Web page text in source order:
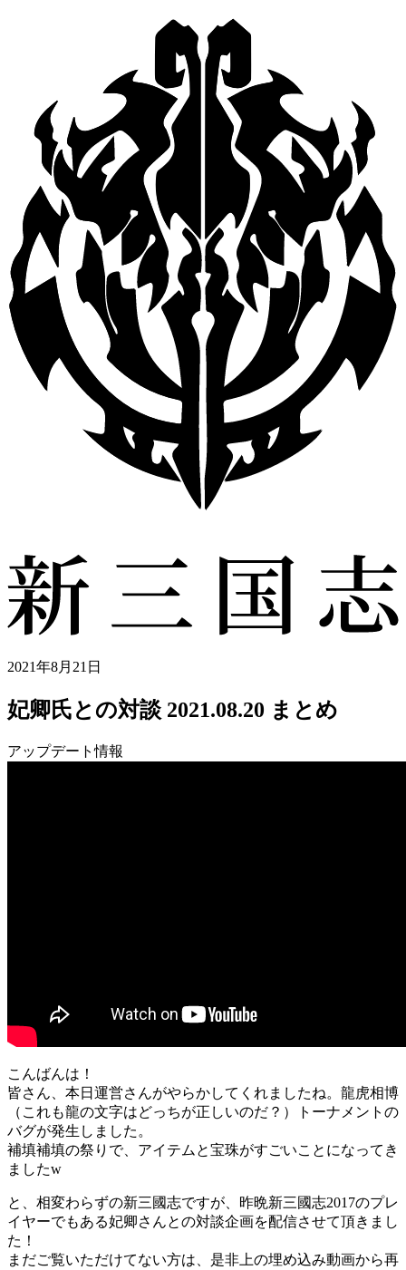
2021年8月21日
妃卿氏との対談 2021.08.20 まとめ
アップデート情報
こんばんは！
皆さん、本日運営さんがやらかしてくれましたね。龍虎相博
（これも龍の文字はどっちが正しいのだ？）トーナメントの
バグが発生しました。
補填補填の祭りで、アイテムと宝珠がすごいことになってき
ましたw
と、相変わらずの新三國志ですが、昨晩新三國志2017のプレ
イヤーでもある妃卿さんとの対談企画を配信させて頂きまし
た！
まだご覧いただけてない方は、是非上の埋め込み動画から再